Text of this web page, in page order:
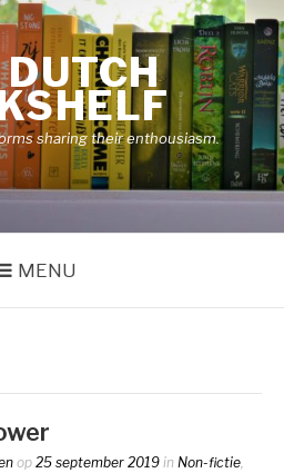
sharing their enthousiasm.
MENU
op 25 september 2019 in Non-fictie,